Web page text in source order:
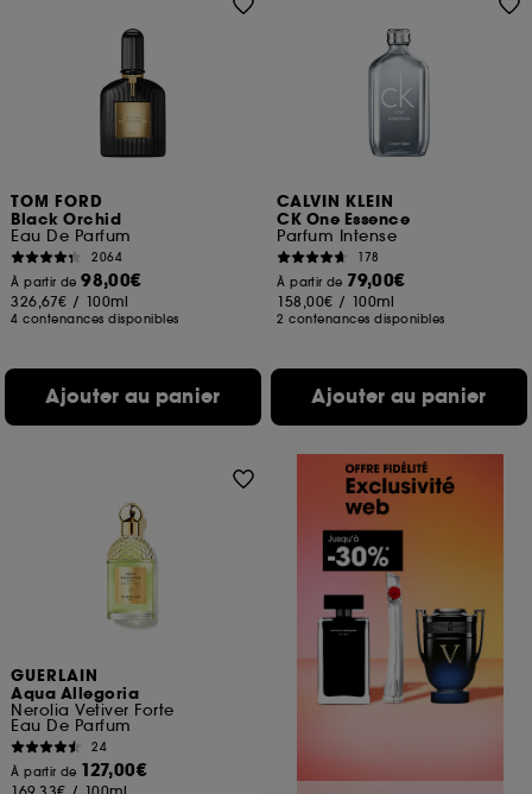
TOM FORD
Black Orchid
Eau De Parfum
2064
À partir de98,00€
326,67€ / 100ml
4 contenances disponibles
Ajouter au panier
CALVIN KLEIN
CK One Essence
Parfum Intense
178
À partir de 79,00€
158,00€ / 100ml
2 contenances disponibles
Ajouter au panier
GUERLAIN
Aqua Allegoria
Nerolia Vetiver Forte
Eau De Parfum
24
À partir de 127,00€